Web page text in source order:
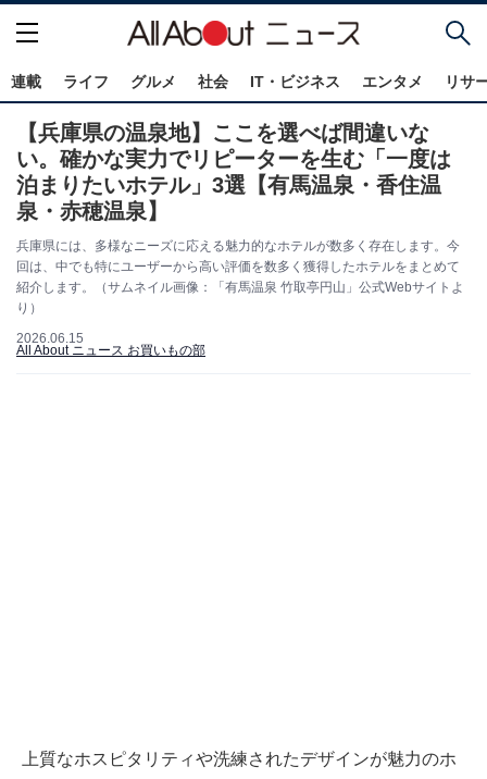
連載 ライフ グルメ 社会 IT・ビジネス エンタメ リサ
【兵庫県の温泉地】ここを選べば間違いな
い。確かな実力でリピーターを生む「一度は
泊まりたいホテル」3選【有馬温泉・香住温
泉・赤穂温泉】
兵庫県には、多様なニーズに応える魅力的なホテルが数多く存在します。今
回は、中でも特にユーザーから高い評価を数多く獲得したホテルをまとめて
紹介します。（サムネイル画像：「有馬温泉 竹取亭円山」公式Webサイトよ
り）
2026.06.15
All About ニュース お買いもの部
上質なホスピタリティや洗練されたデザインが魅力のホ